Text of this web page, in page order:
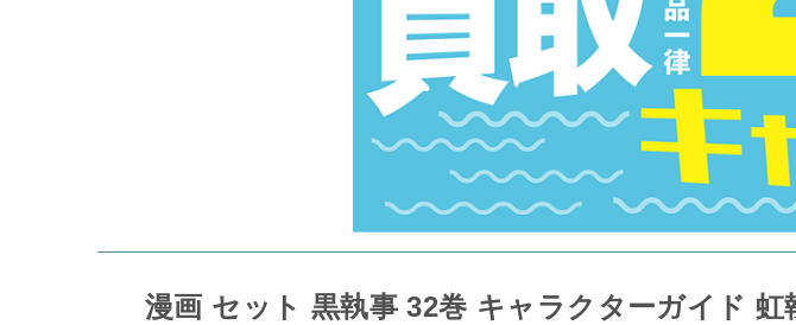
漫画 セット 黒執事 32巻 キャラクターガイド 虹